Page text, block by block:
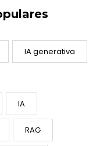
IA generativa
IA
RAG